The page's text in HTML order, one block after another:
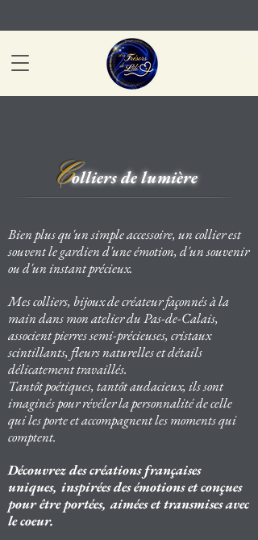
Colliers de lumière
Bien plus qu'un simple accessoire, un collier est
souvent le gardien d'une émotion, d'un souvenir
ou d'un instant précieux.
Mes colliers, bijoux de créateur façonnés à la
main dans mon atelier du Pas-de-Calais,
associent pierres semi-précieuses, cristaux
scintillants, fleurs naturelles et détails
délicatement travaillés.
Tantôt poétiques, tantôt audacieux, ils sont
imaginés pour révéler la personnalitéde celle
qui les porte et accompagnent les moments qui
comptent.
Découvrez des créations françaises
uniques, inspirées des émotionset conçues
pour être portées, aimées et transmises avec
le coeur.